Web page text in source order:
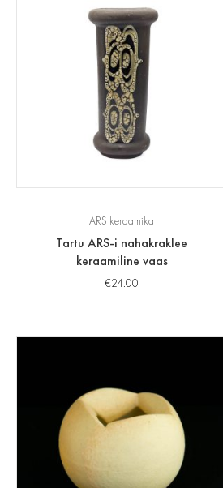
ARS keraamika
Tartu ARS-i nahakraklee
keraamiline vaas
€24.00